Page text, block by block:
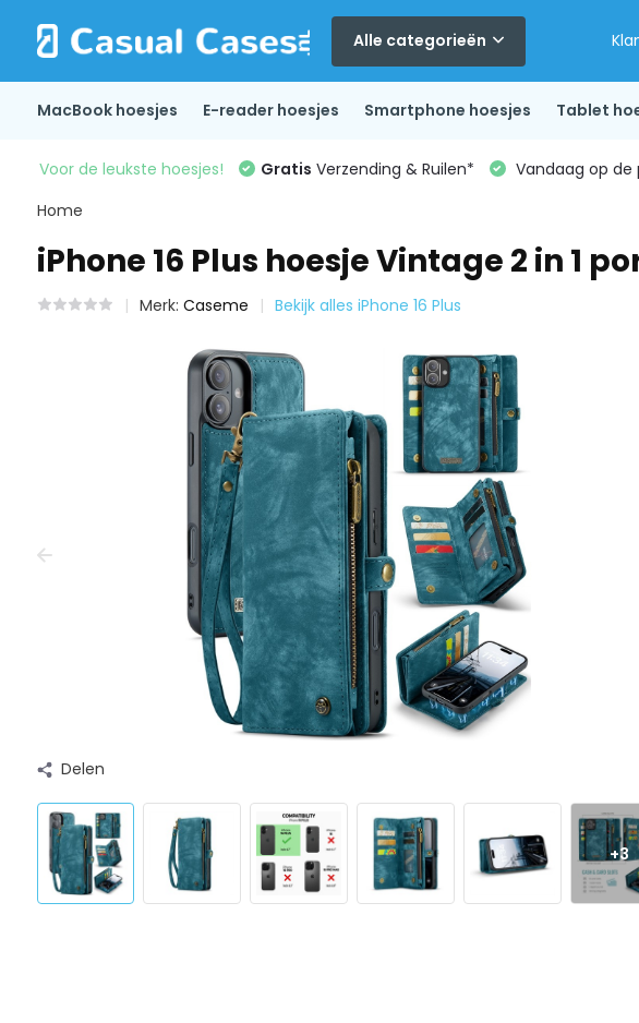
Alle categorieën
MacBook hoesjes E-reader hoesjes Smartphone hoesjes Tablet
Voor de leukste hoesjes! Gratis Verzending & Ruilen* Vandaag op de
Home
iPhone 16 Plus hoesje Vintage 2 in 1
Merk: Caseme Bekijk alles iPhone 16 Plus
Delen
+3